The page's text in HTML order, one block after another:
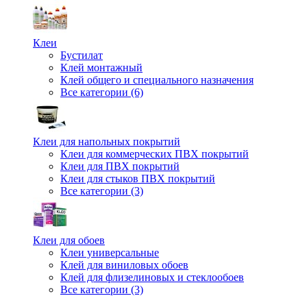
Клеи
Бустилат
Клей монтажный
Клей общего и специального назначения
Все категории (6)
Клеи для напольных покрытий
Клеи для коммерческих ПВХ покрытий
Клеи для ПВХ покрытий
Клеи для стыков ПВХ покрытий
Все категории (3)
Клеи для обоев
Клеи универсальные
Клей для виниловых обоев
Клей для флизелиновых и стеклообоев
Все категории (3)